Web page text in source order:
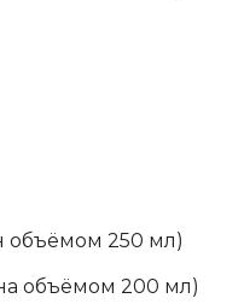
объёмом 250 мл)
объёмом 200 мл)